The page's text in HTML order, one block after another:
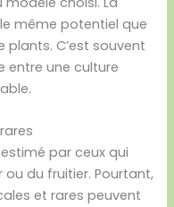
même potentiel que
C’est souvent
entre une culture
par ceux qui
du fruitier. Pourtant,
et rares peuvent